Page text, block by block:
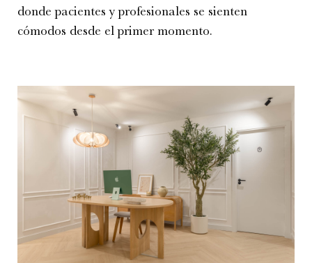
donde pacientes y profesionales se sienten
cómodos desde el primer momento.